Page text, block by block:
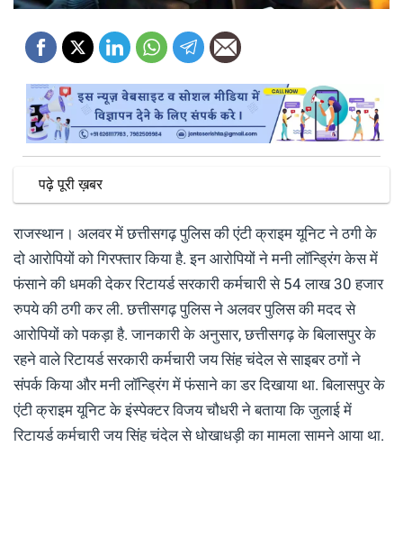
पढ़े पूरी ख़बर
राजस्थान। अलवर में छत्तीसगढ़ पुलिस की एंटी क्राइम यूनिट ने ठगी के
दो आरोपियों को गिरफ्तार किया है. इन आरोपियों ने मनी लॉन्ड्रिंग केस में
फंसाने की धमकी देकर रिटायर्ड सरकारी कर्मचारी से 54 लाख 30 हजार
रुपये की ठगी कर ली. छत्तीसगढ़ पुलिस ने अलवर पुलिस की मदद से
आरोपियों को पकड़ा है. जानकारी के अनुसार, छत्तीसगढ़ के बिलासपुर के
रहने वाले रिटायर्ड सरकारी कर्मचारी जय सिंह चंदेल से साइबर ठगों ने
संपर्क किया और मनी लॉन्ड्रिंग में फंसाने का डर दिखाया था. बिलासपुर के
एंटी क्राइम यूनिट के इंस्पेक्टर विजय चौधरी ने बताया कि जुलाई में
रिटायर्ड कर्मचारी जय सिंह चंदेल से धोखाधड़ी का मामला सामने आया था.